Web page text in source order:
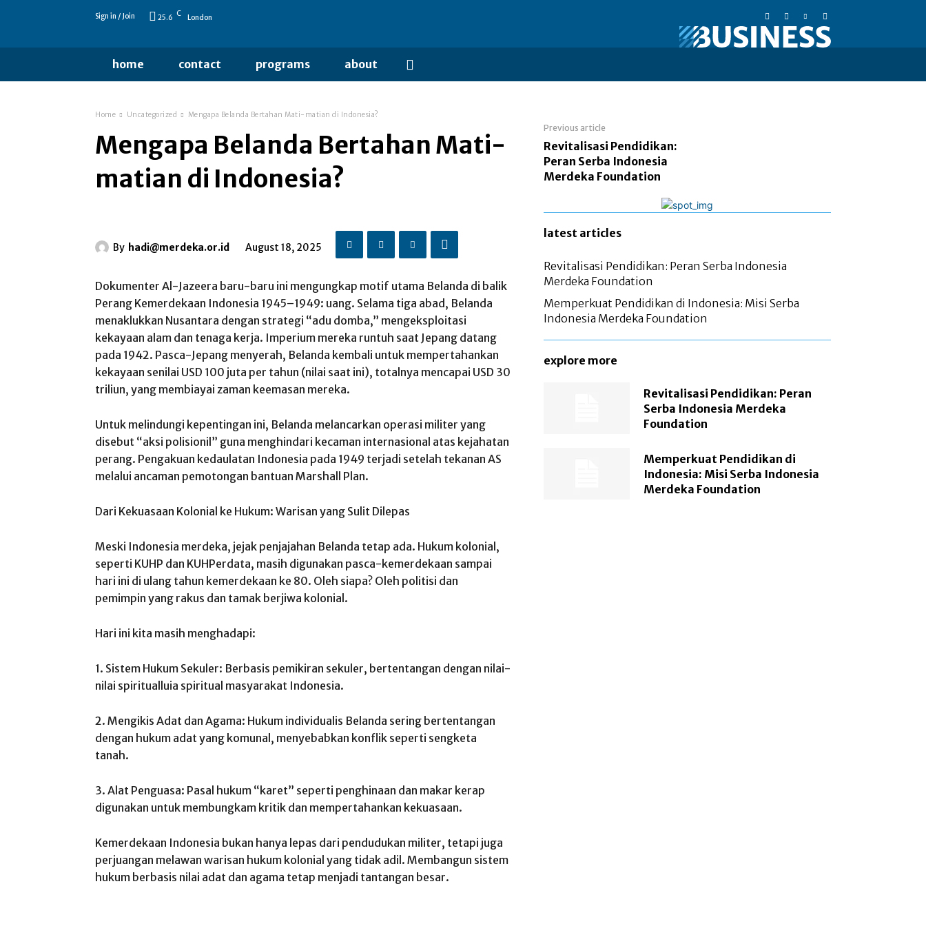
Sign in / Join 25.6 C London
home contact programs about
Home Uncategorized Mengapa Belanda Bertahan Mati-matian di Indonesia?
Mengapa Belanda Bertahan Mati-
matian di Indonesia?
By hadi@merdeka.or.id August 18, 2025
Dokumenter Al-Jazeera baru-baru ini mengungkap motif utama Belanda di balik
Perang Kemerdekaan Indonesia 1945–1949: uang. Selama tiga abad, Belanda
menaklukkan Nusantara dengan strategi “adu domba,” mengeksploitasi
kekayaan alam dan tenaga kerja. Imperium mereka runtuh saat Jepang datang
pada 1942. Pasca-Jepang menyerah, Belanda kembali untuk mempertahankan
kekayaan senilai USD 100 juta per tahun (nilai saat ini), totalnya mencapai USD 30
triliun, yang membiayai zaman keemasan mereka.
Untuk melindungi kepentingan ini, Belanda melancarkan operasi militer yang
disebut “aksi polisionil” guna menghindari kecaman internasional atas kejahatan
perang. Pengakuan kedaulatan Indonesia pada 1949 terjadi setelah tekanan AS
melalui ancaman pemotongan bantuan Marshall Plan.
Dari Kekuasaan Kolonial ke Hukum: Warisan yang Sulit Dilepas
Meski Indonesia merdeka, jejak penjajahan Belanda tetap ada. Hukum kolonial,
seperti KUHP dan KUHPerdata, masih digunakan pasca-kemerdekaan sampai
hari ini di ulang tahun kemerdekaan ke 80. Oleh siapa? Oleh politisi dan
pemimpin yang rakus dan tamak berjiwa kolonial.
Hari ini kita masih menghadapi:
1. Sistem Hukum Sekuler: Berbasis pemikiran sekuler, bertentangan dengan nilai-
nilai spiritualluia spiritual masyarakat Indonesia.
2. Mengikis Adat dan Agama: Hukum individualis Belanda sering bertentangan
dengan hukum adat yang komunal, menyebabkan konflik seperti sengketa
tanah.
3. Alat Penguasa: Pasal hukum “karet” seperti penghinaan dan makar kerap
digunakan untuk membungkam kritik dan mempertahankan kekuasaan.
Kemerdekaan Indonesia bukan hanya lepas dari pendudukan militer, tetapi juga
perjuangan melawan warisan hukum kolonial yang tidak adil. Membangun sistem
hukum berbasis nilai adat dan agama tetap menjadi tantangan besar.
Previous article
Revitalisasi Pendidikan:
Peran Serba Indonesia
Merdeka Foundation
latest articles
Revitalisasi Pendidikan: Peran Serba Indonesia
Merdeka Foundation
Memperkuat Pendidikan di Indonesia: Misi Serba
Indonesia Merdeka Foundation
explore more
Revitalisasi Pendidikan: Peran
Serba Indonesia Merdeka
Foundation
Memperkuat Pendidikan di
Indonesia: Misi Serba Indonesia
Merdeka Foundation